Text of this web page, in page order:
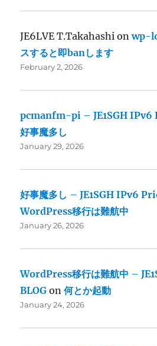
JE6LVE T.Takahashi onwp-
スすると即banします
February 2, 2026
pcmanfm-pi – JE1SGH IPv6
好事魔多し
January 29, 2026
好事魔多し – JE1SGH IPv6
WordPress移行は難航中
January 26, 2026
WordPress移行は難航中 –
BLOG on何とか起動
January 24, 2026